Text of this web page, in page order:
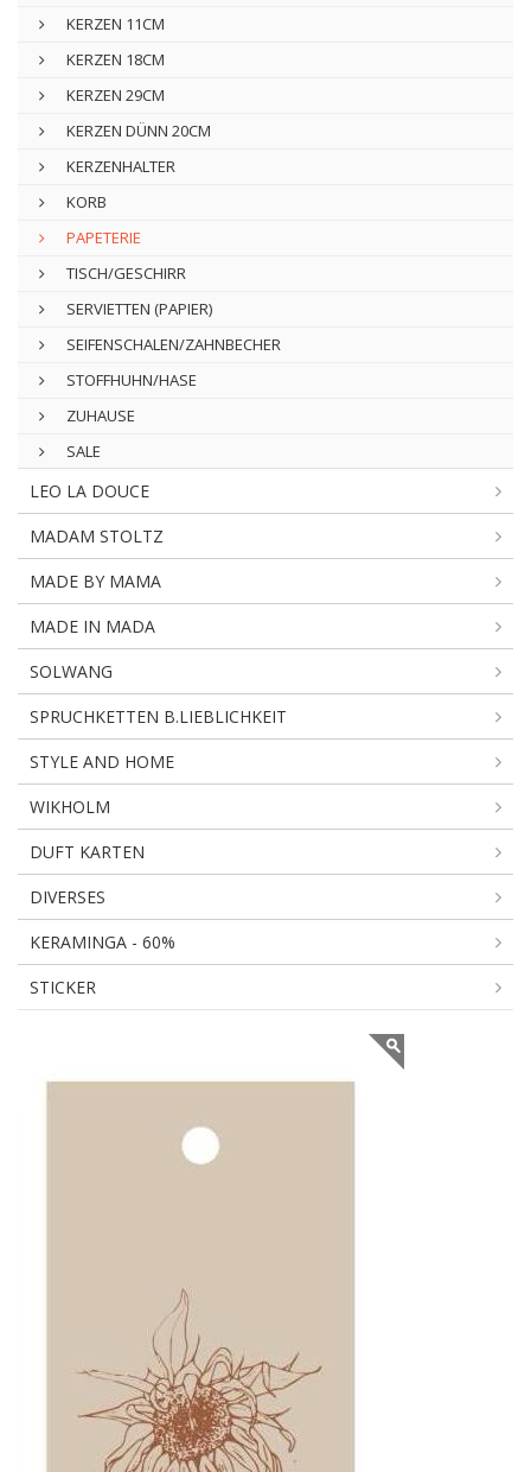
KERZEN 11CM
KERZEN 18CM
KERZEN 29CM
KERZEN DÜNN 20CM
KERZENHALTER
KORB
PAPETERIE
TISCH/GESCHIRR
SERVIETTEN (PAPIER)
SEIFENSCHALEN/ZAHNBECHER
STOFFHUHN/HASE
ZUHAUSE
SALE
LEO LA DOUCE
MADAM STOLTZ
MADE BY MAMA
MADE IN MADA
SOLWANG
SPRUCHKETTEN B.LIEBLICHKEIT
STYLE AND HOME
WIKHOLM
DUFT KARTEN
DIVERSES
KERAMINGA - 60%
STICKER